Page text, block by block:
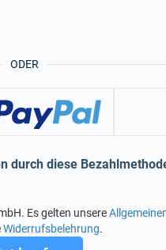
ODER
durch diese
Es gelten unsere
Widerrufsbelehrung.